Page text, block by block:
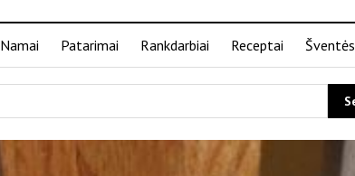
Namai Patarimai Rankdarbiai Receptai Šventės